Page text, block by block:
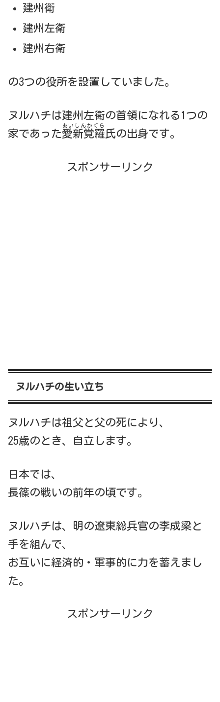
建州衛
建州左衛
建州右衛
の3つの役所を設置していました。
ヌルハチは建州左衛の首領になれる1つの
家であった愛新覚羅
あいしんかぐら
氏の出身です。
スポンサーリンク
ヌルハチの生い立ち
ヌルハチは祖父と父の死により、
25歳のとき、自立します。
日本では、
長篠の戦いの前年の頃です。
ヌルハチは、明の遼東総兵官の李成梁と
手を組んで、
お互いに経済的・軍事的に力を蓄えまし
た。
スポンサーリンク